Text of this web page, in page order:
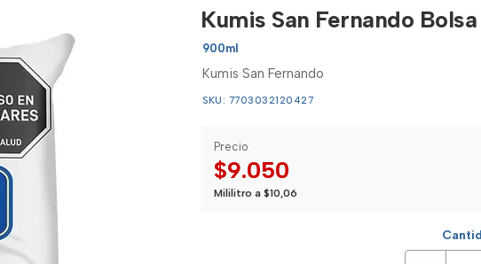
Kumis San Fernando
900ml
Kumis San Fernando
SKU: 7703032120427
Precio
$9.050
Mililitro a $10,06